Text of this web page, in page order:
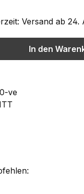
Versand ab 24.
Wert ein
In den
ve